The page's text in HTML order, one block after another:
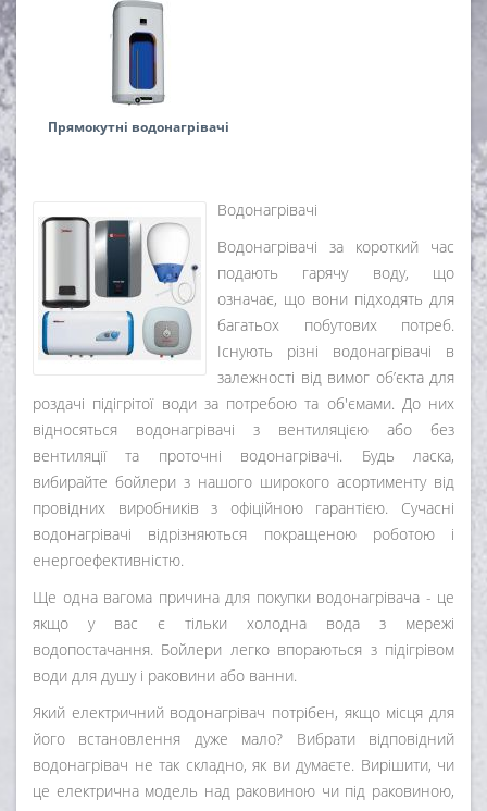
Прямокутні водонагрівачі
Водонагрівачі
Водонагрівачі за короткий час
подають гарячу воду, що
означає, що вони підходять для
багатьох побутових потреб.
Існують різні водонагрівачі в
залежності від вимог об’єкта для
роздачі підігрітої води за потребою та об'ємами. До них
відносяться водонагрівачі з вентиляцією або без
вентиляції та проточні водонагрівачі. Будь ласка,
вибирайте бойлери з нашого широкого асортименту від
провідних виробників з офіційною гарантією. Сучасні
водонагрівачі відрізняються покращеною роботою і
енергоефективністю.
Ще одна вагома причина для покупки водонагрівача - це
якщо у вас є тільки холодна вода з мережі
водопостачання. Бойлери легко впораються з підігрівом
води для душу і раковини або ванни.
Який електричний водонагрівач потрібен, якщо місця для
його встановлення дуже мало? Вибрати відповідний
водонагрівач не так складно, як ви думаєте. Вирішити, чи
це електрична модель над раковиною чи під раковиною,